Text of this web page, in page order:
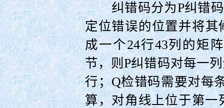
纠错码分为P纠错码
定位错误的位置并将其
成一个24行43列的矩
节，则P纠错码对每一
行；Q检错码需要对每
算，对角线上位于第